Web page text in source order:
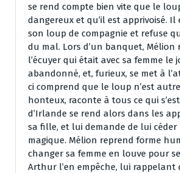
se rend compte bien vite que le
dangereux et qu’il est apprivoisé.
son loup de compagnie et refuse
du mal. Lors d’un banquet,
l’écuyer qui était avec sa femme le
abandonné, et, furieux, se met à
ci comprend que le loup n’est
honteux, raconte à tous ce qui
d’Irlande se rend alors dans les
sa fille, et lui demande de lui céder
magique. Mélion reprend forme
changer sa femme en louve pour
Arthur l’en empêche, lui rappelant